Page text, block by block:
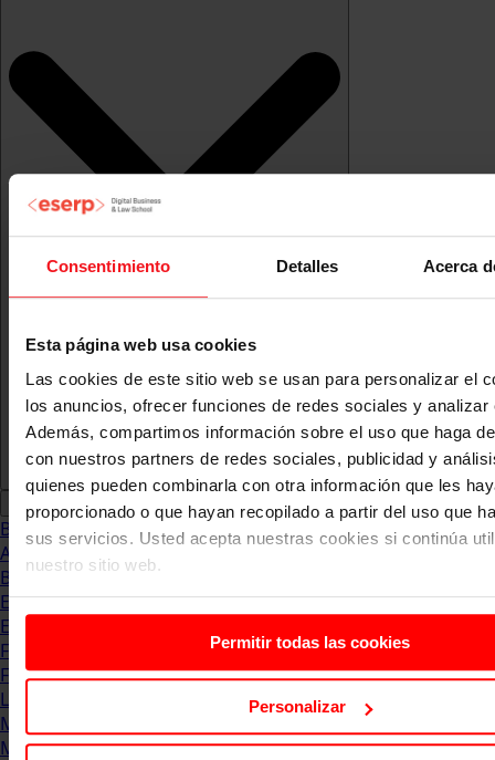
Consentimiento Detalles Acerca
Esta página web usa cookies
Las cookies de este sitio web se usan para personalizar el
los anuncios, ofrecer funciones de redes sociales y analizar
Además, compartimos información sobre el uso que haga
con nuestros partners de redes sociales, publicidad y
quienes pueden combinarla con otra información que les
proporcionado o que hayan recopilado a partir del uso que
sus servicios. Usted acepta nuestras cookies si continúa
nuestro sitio web.
Permitir todas las cookies
Personalizar
Blog
Abogacia
Business
Empleo & Emprendimiento
Empresas
Finanzas
Formación & Estudios
Luxury
Management
Marketing & Comunicación